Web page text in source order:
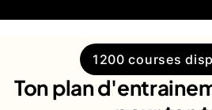
1200 courses
Ton plan